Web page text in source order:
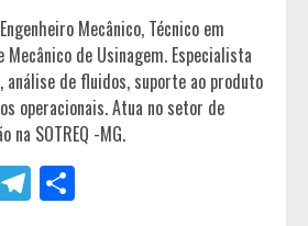
Mecânico, Técnico em
de Usinagem. Especialista
análise de fluidos, suporte ao produto
operacionais. Atua no setor de
na SOTREQ -MG.
Telegram